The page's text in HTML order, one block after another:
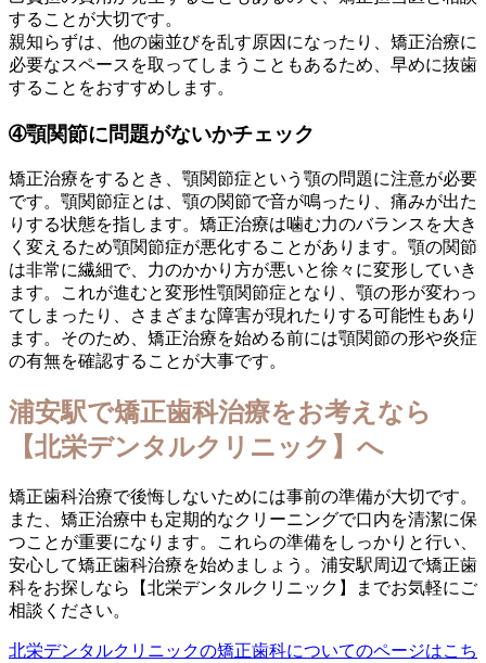
することが大切です。
親知らずは、他の歯並びを乱す原因になったり、矯正治療に
必要なスペースを取ってしまうこともあるため、早めに抜歯
することをおすすめします。
➃顎関節に問題がないかチェック
矯正治療をするとき、顎関節症という顎の問題に注意が必要
です。顎関節症とは、顎の関節で音が鳴ったり、痛みが出た
りする状態を指します。矯正治療は噛む力のバランスを大き
く変えるため顎関節症が悪化することがあります。顎の関節
は非常に繊細で、力のかかり方が悪いと徐々に変形していき
ます。これが進むと変形性顎関節症となり、顎の形が変わっ
てしまったり、さまざまな障害が現れたりする可能性もあり
ます。そのため、矯正治療を始める前には顎関節の形や炎症
の有無を確認することが大事です。
浦安駅で矯正歯科治療をお考えなら
【北栄デンタルクリニック】へ
矯正歯科治療で後悔しないためには事前の準備が大切です。
また、矯正治療中も定期的なクリーニングで口内を清潔に保
つことが重要になります。これらの準備をしっかりと行い、
安心して矯正歯科治療を始めましょう。浦安駅周辺で矯正歯
科をお探しなら【北栄デンタルクリニック】までお気軽にご
相談ください。
北栄デンタルクリニックの矯正歯科についてのページはこち